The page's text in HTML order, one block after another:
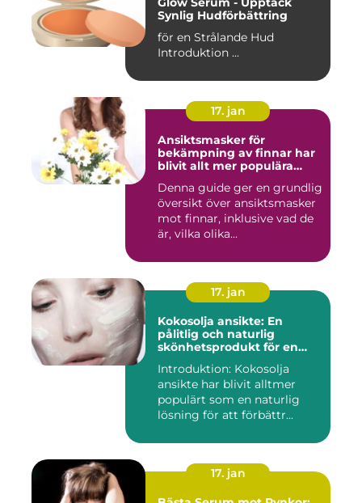
Synlig Hudförbättring
för en Strålande Hud
Introduktion ...
17. jan
Ansiktsmasker för
bekämpning av finnar har
blivit allt mer populära
Denna guide ger en grundlig
översikt över ansiktsmasker
mot finnar, inklusive vad de
är, vilka olika...
17. jan
Kokosolja ansikte: En
pålitlig och naturlig
skönhetsprodukt för en
Introduktion: Kokosolja
ansikte har blivit alltmer
populärt som en naturlig
lösning för att förbättr...
17. jan